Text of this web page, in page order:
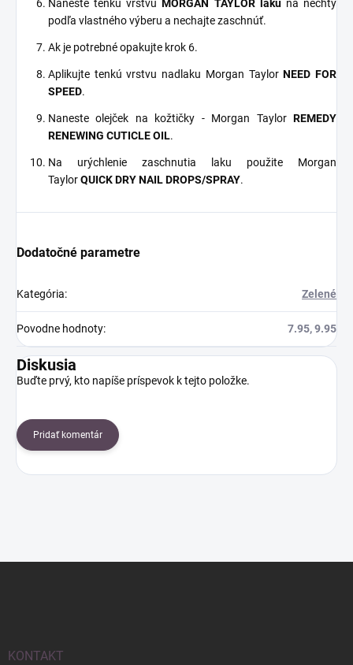
Naneste tenkú vrstvu MORGAN TAYLOR lakuna nechty
podľa vlastného výberu a nechajte zaschnúť.
Ak je potrebné opakujte krok 6.
Aplikujte tenkú vrstvu nadlaku Morgan TaylorNEED FOR
SPEED.
Naneste olejček na kožtičky - Morgan Taylor REMEDY
RENEWING CUTICLE OIL.
Na urýchlenie zaschnutia laku použite Morgan
TaylorQUICK DRY NAIL DROPS/SPRAY.
Dodatočné parametre
Kategória: Zelené
Povodne hodnoty: 7.95, 9.95
Diskusia
Buďte prvý, kto napíše príspevok k tejto položke.
Pridať komentár
KONTAKT